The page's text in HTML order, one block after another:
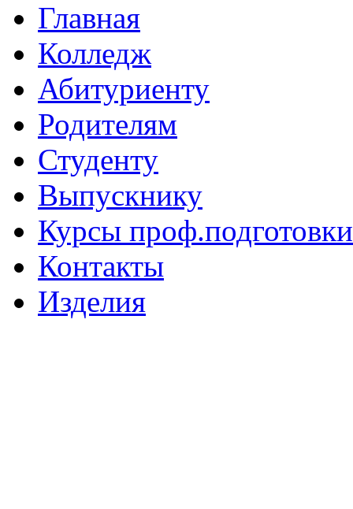
Главная
Колледж
Абитуриенту
Родителям
Студенту
Выпускнику
Курсы проф.подготовки
Контакты
Изделия